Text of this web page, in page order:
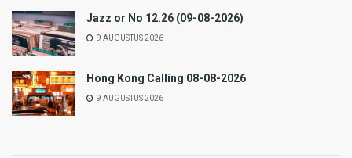
Jazz or No 12.26 (09-08-2026)
9 AUGUSTUS 2026
Hong Kong Calling 08-08-2026
9 AUGUSTUS 2026